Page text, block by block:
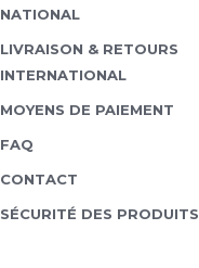
NATIONAL
LIVRAISON & RETOURS
INTERNATIONAL
MOYENS DE PAIEMENT
FAQ
CONTACT
SÉCURITÉ DES PRODUITS